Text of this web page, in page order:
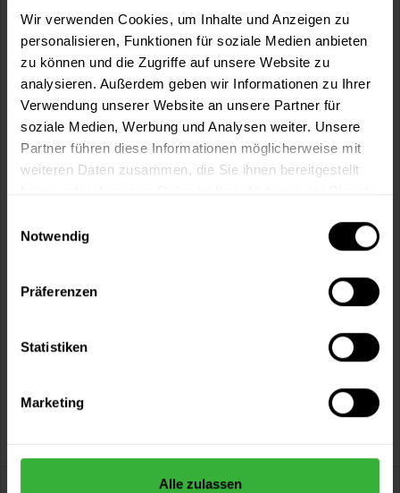
Wir verwenden Cookies, um Inhalte und Anzeigen zu
personalisieren, Funktionen für soziale Medien anbieten
zu können und die Zugriffe auf unsere Website zu
analysieren. Außerdem geben wir Informationen zu Ihrer
Verwendung unserer Website an unsere Partner für
soziale Medien, Werbung und Analysen weiter. Unsere
Partner führen diese Informationen möglicherweise mit
weiteren Daten zusammen, die Sie ihnen bereitgestellt
Notwendig
Präferenzen
Statistiken
Marketing
Alle zulassen
In denWarenkorb
Merken Fragen zum Artikel?
Artikel-Nr.: BX0930WEISS
Sie möchten eine größere Menge kaufen
Vorteile
Persönliche Beratung unter